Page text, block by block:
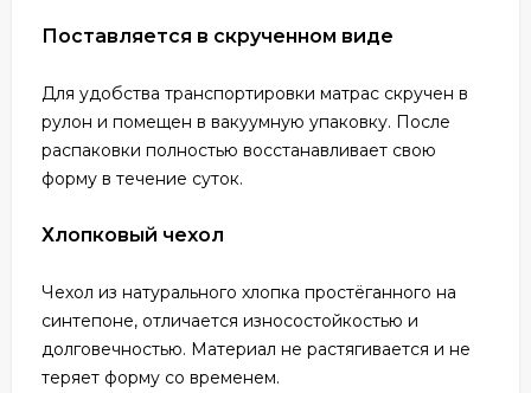
Поставляется в скрученном виде
Для удобства транспортировки матрас скручен в
рулон и помещен в вакуумную упаковку. После
распаковки полностью восстанавливает свою
форму в течение суток.
Хлопковый чехол
Чехол из натурального хлопка простёганного на
синтепоне, отличается износостойкостью и
долговечностью. Материал не растягивается и не
теряет форму со временем.